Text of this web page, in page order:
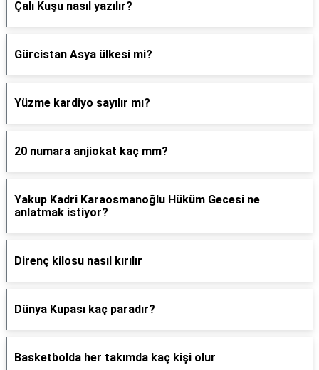
Çalı Kuşu nasıl yazılır?
Gürcistan Asya ülkesi mi?
Yüzme kardiyo sayılır mı?
20 numara anjiokat kaç mm?
Yakup Kadri Karaosmanoğlu Hüküm Gecesi ne
anlatmak istiyor?
Direnç kilosu nasıl kırılır
Dünya Kupası kaç paradır?
Basketbolda her takımda kaç kişi olur